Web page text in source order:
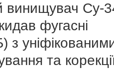
винищувач Су-
фугасні
з
та